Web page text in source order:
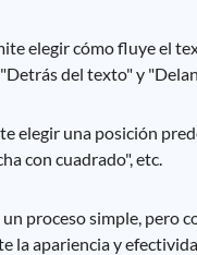
elegir cómo fluye el
del texto" y
elegir una posición
con cuadrado", etc.
proceso simple, pero
la apariencia y